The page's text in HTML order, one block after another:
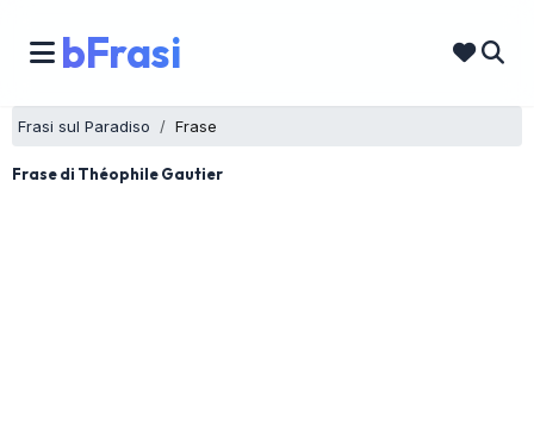
bFrasi
Frasi sul Paradiso Frase
Frase di Théophile Gautier